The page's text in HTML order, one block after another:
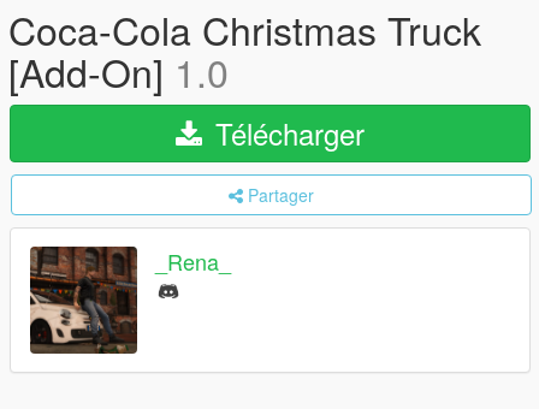
Coca-Cola Christmas Truck
[Add-On] 1.0
Télécharger
Partager
_Rena_